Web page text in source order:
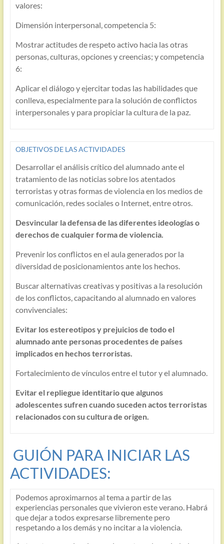
valores:
Dimensión interpersonal, competencia 5:
Mostrar actitudes de respeto activo hacia las otras
personas, culturas, opciones y creencias; y competencia
6:
Aplicar el diálogo y ejercitar todas las habilidades que
conlleva, especialmente para la solución de conflictos
interpersonales y para propiciar la cultura de la paz.
OBJETIVOS DE LAS ACTIVIDADES
Desarrollar el análisis crítico del alumnado ante el
tratamiento de las noticias sobre los atentados
terroristas y otras formas de violencia en los medios de
comunicación, redes sociales o Internet, entre otros.
Desvincular la defensa de las diferentes ideologías o
derechos de cualquier forma de violencia.
Prevenir los conflictos en el aula generados por la
diversidad de posicionamientos ante los hechos.
Buscar alternativas creativas y positivas a la resolución
de los conflictos, capacitando al alumnado en valores
convivenciales:
Evitar los estereotipos y prejuicios de todo el
alumnado ante personas procedentes de países
implicados en hechos terroristas.
Fortalecimiento de vínculos entre el tutor y el alumnado.
Evitar el repliegue identitario que algunos
adolescentes sufren cuando suceden actos terroristas
relacionados con su cultura de origen.
GUIÓN PARA INICIAR LAS
ACTIVIDADES:
Podemos aproximarnos al tema a partir de las
experiencias personales que vivieron este verano. Habrá
que dejar a todos expresarse libremente pero
respetando a los demás y no incitar a la violencia.